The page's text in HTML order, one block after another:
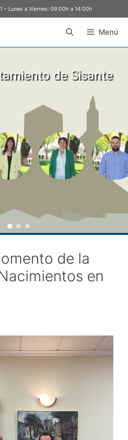
– Lunes a Viernes: 09:00h a 14:00h
Menú
de Sisante
de la
en